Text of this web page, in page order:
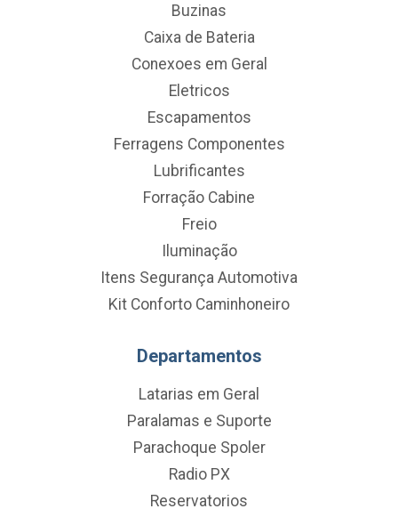
Buzinas
Caixa de Bateria
Conexoes em Geral
Eletricos
Escapamentos
Ferragens Componentes
Lubrificantes
Forração Cabine
Freio
Iluminação
Itens Segurança Automotiva
Kit Conforto Caminhoneiro
Departamentos
Latarias em Geral
Paralamas e Suporte
Parachoque Spoler
Radio PX
Reservatorios